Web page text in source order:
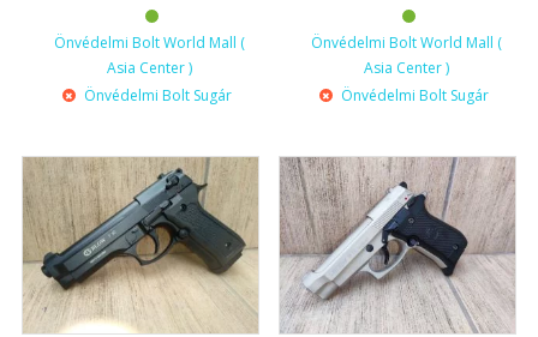
Önvédelmi Bolt World Mall (
Asia Center )
Önvédelmi Bolt Sugár
Önvédelmi Bolt World Mall (
Asia Center )
Önvédelmi Bolt Sugár